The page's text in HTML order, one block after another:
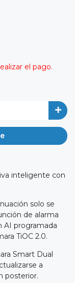
el pago.
inteligente con
solo se
de alarma
AI programada
TiOC 2.0.
Smart Dual
a
posterior.